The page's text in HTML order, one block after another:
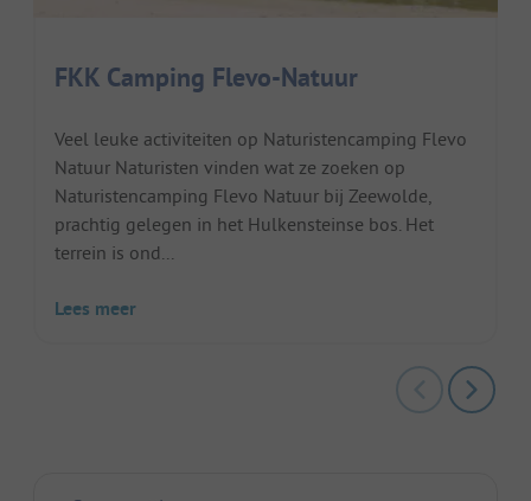
FKK Camping Flevo-Natuur
Veel leuke activiteiten op Naturistencamping Flevo
Natuur Naturisten vinden wat ze zoeken op
Naturistencamping Flevo Natuur bij Zeewolde,
prachtig gelegen in het Hulkensteinse bos. Het
terrein is ond...
Lees meer